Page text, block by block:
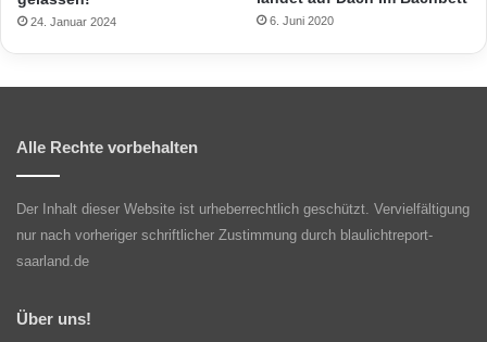
24. Januar 2024 6. Juni 2020
Alle Rechte vorbehalten
Der Inhalt dieser Website ist urheberrechtlich geschützt. Vervielfältigung
nur nach vorheriger schriftlicher Zustimmung durch blaulichtreport-
saarland.de
Über uns!